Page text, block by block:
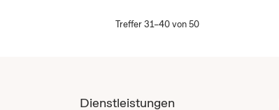
Treffer 31–40 von 50
Dienstleistungen